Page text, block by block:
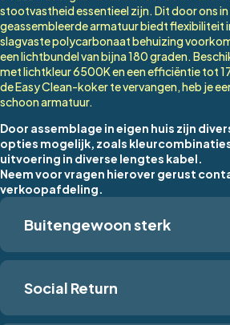
stootvastheid essentieel zijn. Dit door ons
geassembleerde armatuur biedt flexibiliteit
slagvaste polycarbonaat behuizing
een lichtbundel van bijna 180 graden.
met lichtkleur 6500K en een efficiëntie tot
de Easy Clean-koker te vervangen, heb je
schoon armatuur.
Door assemblage in eigen huis zijn
opties mogelijk, zoals
uitvoering in diverse lengtes kabel.
Neem voor vragen hierover gerust
verkoopafdeling.
Buitengewoon sterk
De Tubelight LED is onze
Om de hoogste kwaliteit te
Van slag- en stootvast
Social Return